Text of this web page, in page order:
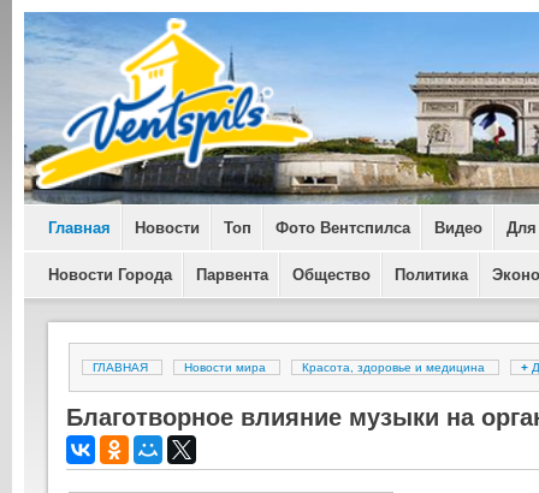
Главная Новости Топ Фото Вентспилса Видео Для
Новости Города Парвента Общество Политика
ГЛАВНАЯ Новости мира Красота, здоровье и медицина +
Благотворное влияние музыки на